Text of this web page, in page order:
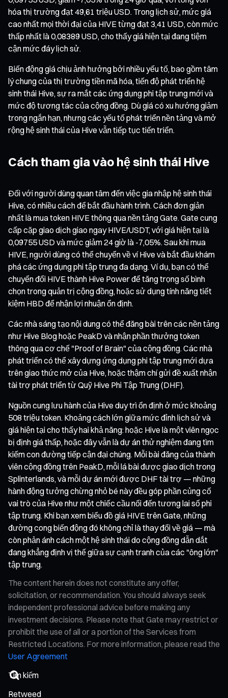
hóa thị trường đạt 49,61 triệu USD. Trong lịch sử, mức giá
cao nhất mọi thời đại của HIVE từng đạt 3,41 USD, còn mức
thấp nhất là 0,08389 USD, cho thấy giá hiện tại đang tiệm
cận mức đáy lịch sử.
Biến động giá chịu ảnh hưởng bởi nhiều yếu tố, bao gồm tâm
lý chung của thị trường tiền mã hóa, tiến độ phát triển hệ
sinh thái Hive, sự ra mắt các ứng dụng phi tập trung mới và
mức độ tương tác của cộng đồng. Dù giá có xu hướng giảm
trong ngắn hạn, nhưng các yếu tố phát triển nền tảng và mở
rộng hệ sinh thái của Hive vẫn tiếp tục tiến triển.
Cách tham gia vào hệ sinh thái Hive
Đối với người dùng quan tâm đến việc gia nhập hệ sinh thái
Hive, có nhiều cách để bắt đầu hành trình. Cách đơn giản
nhất là mua token HIVE thông qua nền tảng Gate. Gate cung
cấp cặp giao dịch giao ngay HIVE/USDT, với giá hiện tại là
0,09755 USD và mức giảm 24 giờ là -7,05%. Sau khi mua
HIVE, người dùng có thể chuyển về ví Hive và bắt đầu khám
phá các ứng dụng phi tập trung đa dạng. Ví dụ, bạn có thể
chuyển đổi HIVE thành Hive Power để tăng trọng số bình
chọn trong quản trị cộng đồng, hoặc sử dụng tính năng tiết
kiệm HBD để nhận lợi nhuận ổn định.
Các nhà sáng tạo nội dung có thể đăng bài trên các nền tảng
như Hive Blog hoặc PeakD và nhận phần thưởng token
thông qua cơ chế "Proof of Brain" của cộng đồng. Các nhà
phát triển có thể xây dựng ứng dụng phi tập trung mới dựa
trên giao thức mở của Hive, hoặc thậm chí gửi đề xuất nhận
tài trợ phát triển từ Quỹ Hive Phi Tập Trung (DHF).
Nguồn cung lưu hành của Hive duy trì ổn định ở mức khoảng
508 triệu token. Khoảng cách lớn giữa mức đỉnh lịch sử và
giá hiện tại cho thấy hai khả năng: hoặc Hive là một viên ngọc
bị định giá thấp, hoặc đây vẫn là dự án thử nghiệm đang tìm
kiếm con đường tiếp cận đại chúng. Mỗi bài đăng của thành
viên cộng đồng trên PeakD, mỗi lá bài được giao dịch trong
Splinterlands, và mỗi dự án mới được DHF tài trợ — những
hành động tưởng chừng nhỏ bé này đều góp phần củng cố
vai trò của Hive như một chiếc cầu nối đến tương lai số phi
tập trung. Khi bạn xem biểu đồ giá HIVE trên Gate, những
đường cong biến động đó không chỉ là thay đổi về giá — mà
còn phản ánh cách một hệ sinh thái do cộng đồng dẫn dắt
đang khẳng định vị thế giữa sự cạnh tranh của các "ông lớn"
tập trung.
The content herein does not constitute any offer,
solicitation, or recommendation. You should always seek
independent professional advice before making any
investment decisions. Please note that Gate may restrict or
prohibit the use of all or a portion of the Services from
Restricted Locations. For more information, please read the
User Agreement
Retweed